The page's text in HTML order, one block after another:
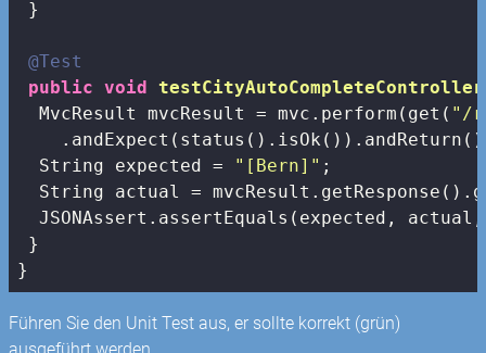
}
@Test
public void testCityAutoCompleteController
  MvcResult mvcResult = mvc.perform(get(
"/
  String expected =
"[Bern]" ;
String actual =
JSONAssert.assertEquals(expected,
}
}
Führen Sie den Unit Test aus, er sollte korrekt (grün)
ausgeführt werden.